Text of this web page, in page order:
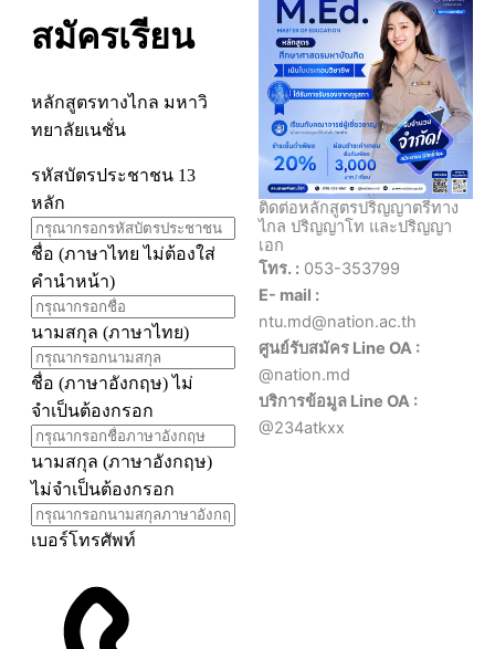
ติดต่อหลักสูตรปริญญาตรีทาง
ไกล ปริญญาโท และปริญญา
เอก
โทร. : 053-353799
E- mail :
ntu.md@nation.ac.th
ศูนย์รับสมัคร Line OA :
@nation.md
บริการข้อมูล Line OA :
@234atkxx